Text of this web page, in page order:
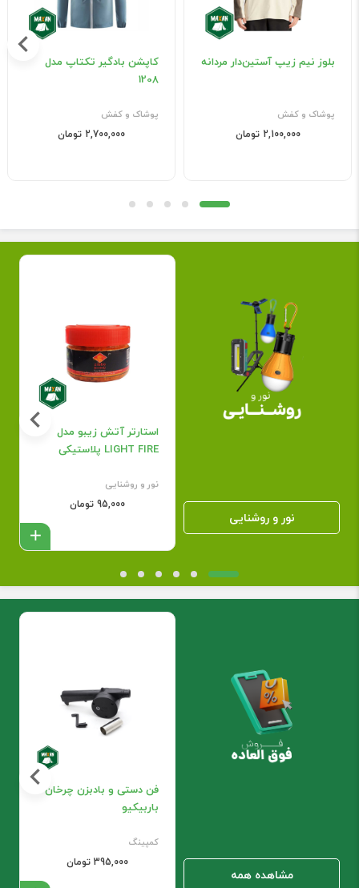
بلوز نیم زیپ آستین‌دار مردانه
پوشاک و کفش
2,100,000 تومان
کاپشن بادگیر تکتاپ مدل
1208
پوشاک و کفش
2,700,000 تومان
نور و روشنایی
استارتر آتش زیبو مدل
LIGHT FIRE پلاستیکی
نور و روشنایی
95,000 تومان
مشاهده همه
فن دستی و بادبزن چرخان
باربیکیو
کمپینگ
395,000 تومان